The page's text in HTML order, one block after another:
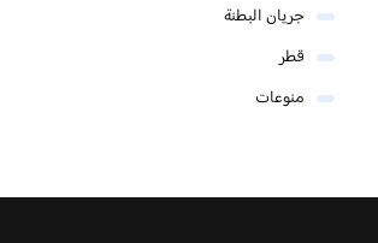
جريان البطنة
قطر
منوعات